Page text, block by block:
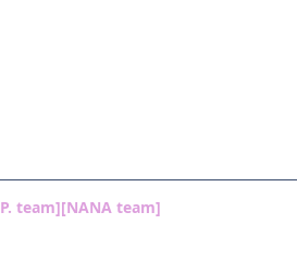
team][NANA team]